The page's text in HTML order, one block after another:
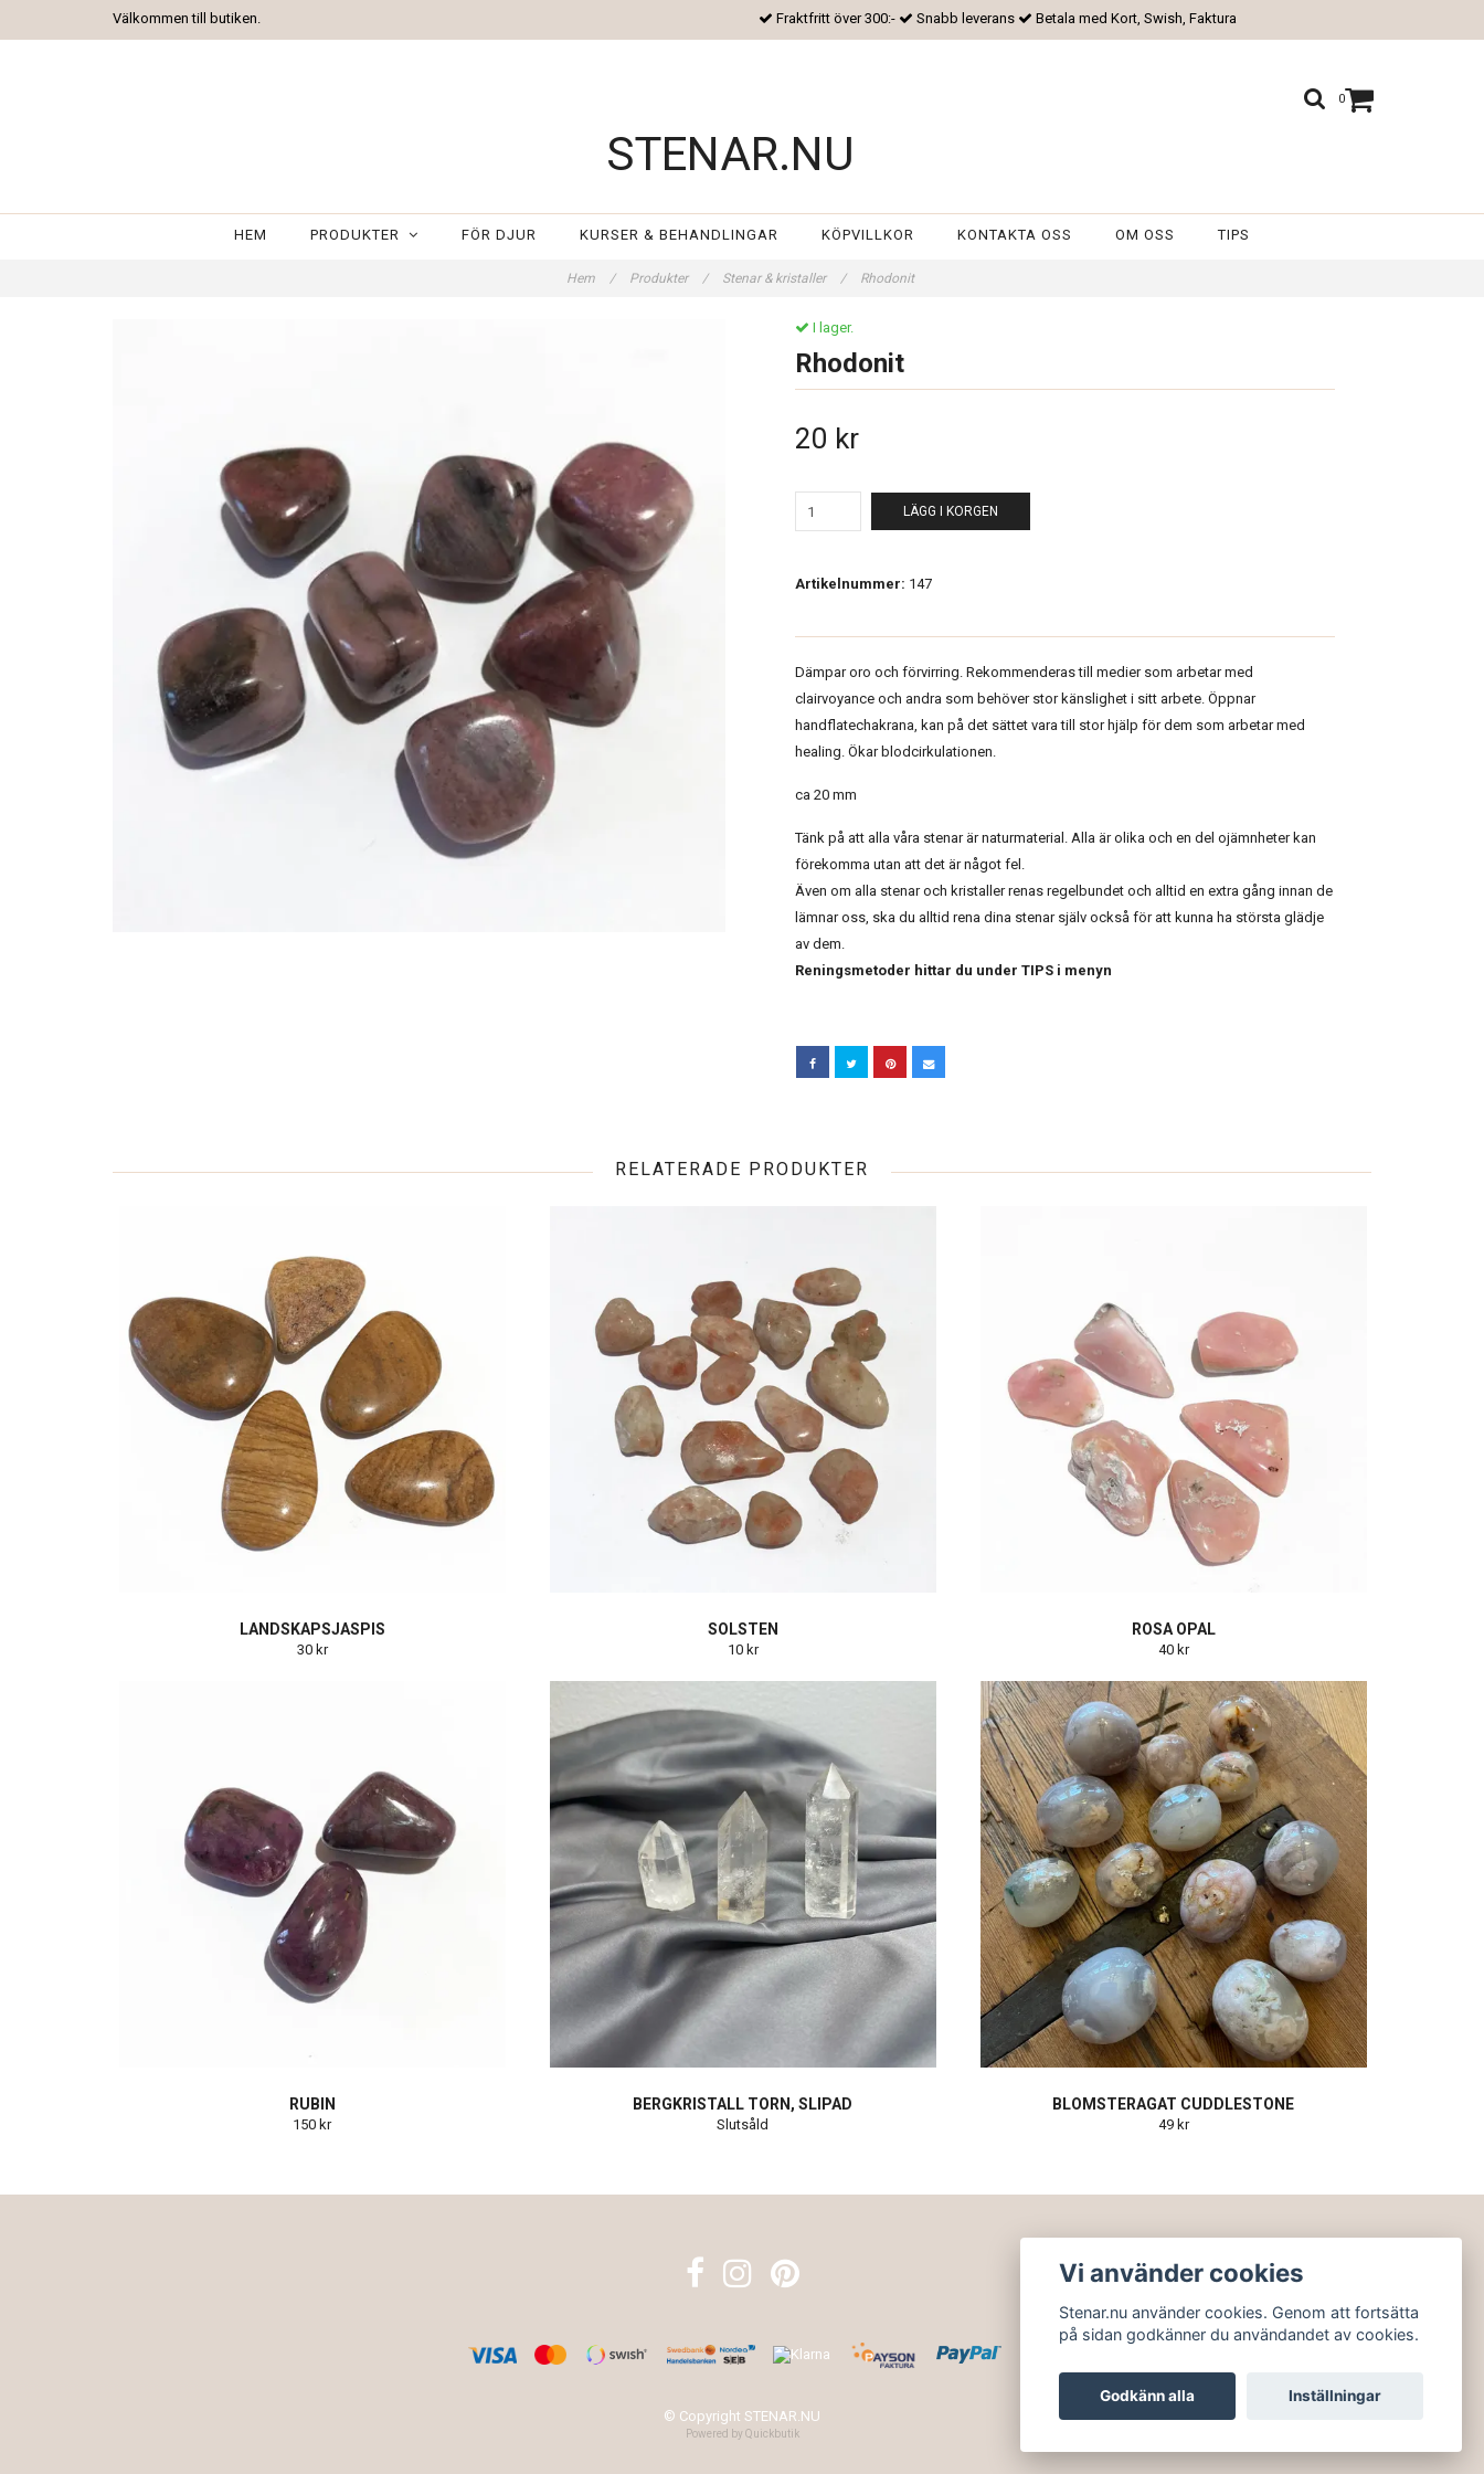
Välkommen till butiken. Fraktfritt över 300:- Snabb leverans Betala med Kort, Swish, Faktura
0
STENAR.NU
HEM PRODUKTER FÖR DJUR KURSER & BEHANDLINGAR KÖPVILLKOR KONTAKTA OSS OM OSS TIPS
Hem / Produkter / Stenar & kristaller / Rhodonit
I lager.
Rhodonit
20 kr
LÄGG I KORGEN
Artikelnummer: 147
Dämpar oro och förvirring. Rekommenderas till medier som arbetar med
clairvoyance och andra som behöver stor känslighet i sitt arbete. Öppnar
handflatechakrana, kan på det sättet vara till stor hjälp för dem som arbetar med
healing. Ökar blodcirkulationen.
ca 20 mm
Tänk på att alla våra stenar är naturmaterial. Alla är olika och en del ojämnheter kan
förekomma utan att det är något fel.
Även om alla stenar och kristaller renas regelbundet och alltid en extra gång innan de
lämnar oss, ska du alltid rena dina stenar själv också för att kunna ha största glädje
av dem.
Reningsmetoder hittar du under TIPS i menyn
RELATERADE PRODUKTER
LANDSKAPSJASPIS
30 kr
SOLSTEN
10 kr
ROSA OPAL
40 kr
RUBIN
150 kr
BERGKRISTALL TORN, SLIPAD
Slutsåld
BLOMSTERAGAT CUDDLESTONE
49 kr
© Copyright STENAR.NU
Powered by Quickbutik
Vi använder cookies
Stenar.nu använder cookies. Genom att fortsätta
på sidan godkänner du användandet av cookies.
Godkänn alla Inställningar